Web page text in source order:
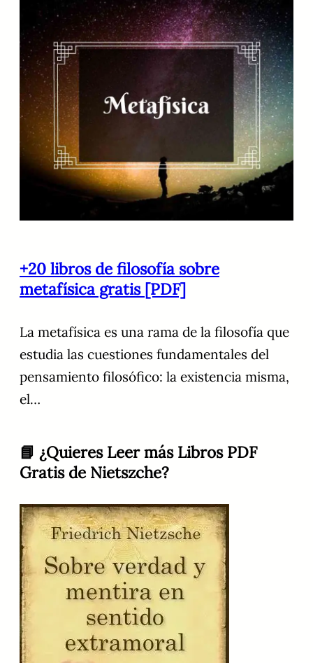
+20 libros de filosofía sobre
metafísica gratis [PDF]
La metafísica es una rama de la filosofía que
estudia las cuestiones fundamentales del
pensamiento filosófico: la existencia misma,
el…
📘 ¿Quieres Leer más Libros PDF
Gratis de Nietszche?